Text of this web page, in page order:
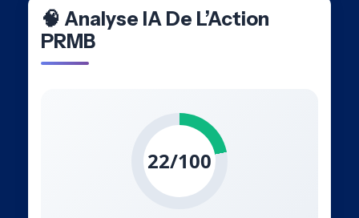
🧠 Analyse IA De L’Action
PRMB
22/100